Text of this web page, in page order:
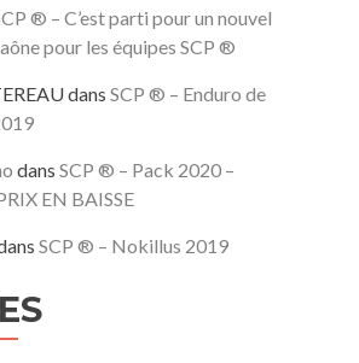
® – C’est parti pour un nouvel
pour les équipes SCP ®
dans SCP ® – Enduro de
dans SCP ® – Pack 2020 –
EN BAISSE
SCP ® – Nokillus 2019